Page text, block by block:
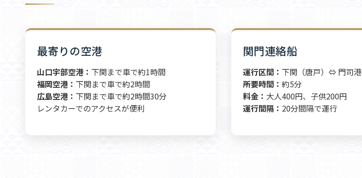
最寄りの空港
山口宇部空港： 下関まで車で約1時間
福岡空港： 下関まで車で約2時間
広島空港： 下関まで車で約2時間30分
レンタカーでのアクセスが便利
関門連絡船
運行区間： 下関（唐戸）⇔ 門司港
所要時間： 約5分
料金： 大人400円、子供200円
運行間隔： 20分間隔で運行